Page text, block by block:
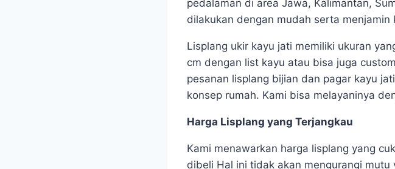
pedalaman di area Jawa, Kalimantan,
dilakukan dengan mudah serta menjamin
Lisplang ukir kayu jati memiliki ukuran
cm dengan list kayu atau bisa juga
pesanan lisplang bijian dan pagar kayu
konsep rumah. Kami bisa melayaninya
Harga Lisplang yang Terjangkau
Kami menawarkan harga lisplang yang
dibeli Hal ini tidak akan mengurangi